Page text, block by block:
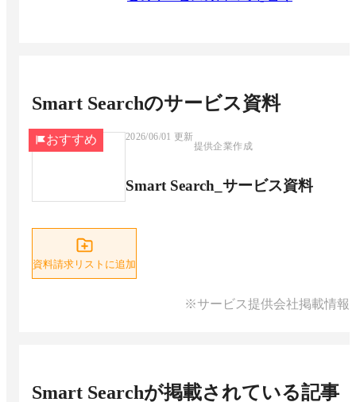
Smart Searchのサービス資料
おすすめ 2026/06/01 更新
提供企業作成
Smart Search_サービス資料
資料請求リストに追加
※サービス提供会社掲載情報
Smart Searchが掲載されている記事